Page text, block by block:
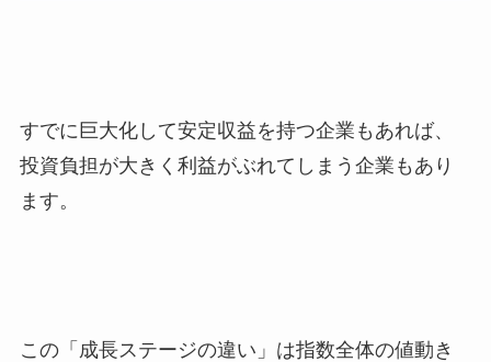
すでに巨大化して安定収益を持つ企業もあれば、
投資負担が大きく利益がぶれてしまう企業もあり
ます。
この「成長ステージの違い」は指数全体の値動き